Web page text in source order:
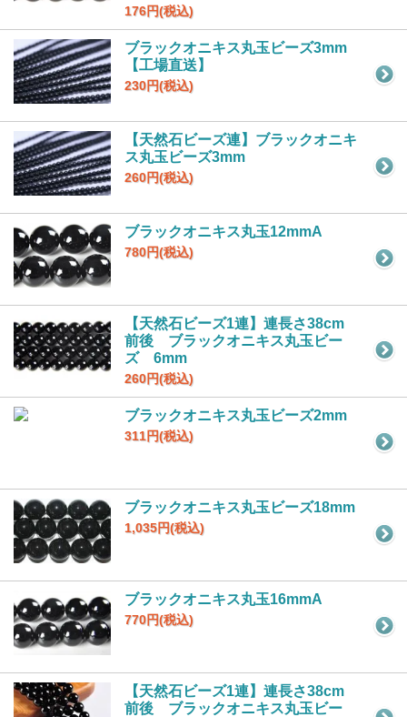
176円(税込)
ブラックオニキス丸玉ビーズ3mm
【工場直送】
230円(税込)
【天然石ビーズ連】ブラックオニキ
ス丸玉ビーズ3mm
260円(税込)
ブラックオニキス丸玉12mmA
780円(税込)
【天然石ビーズ1連】連長さ38cm
前後 ブラックオニキス丸玉ビー
ズ 6mm
260円(税込)
ブラックオニキス丸玉ビーズ2mm
311円(税込)
ブラックオニキス丸玉ビーズ18mm
1,035円(税込)
ブラックオニキス丸玉16mmA
770円(税込)
【天然石ビーズ1連】連長さ38cm
前後 ブラックオニキス丸玉ビー